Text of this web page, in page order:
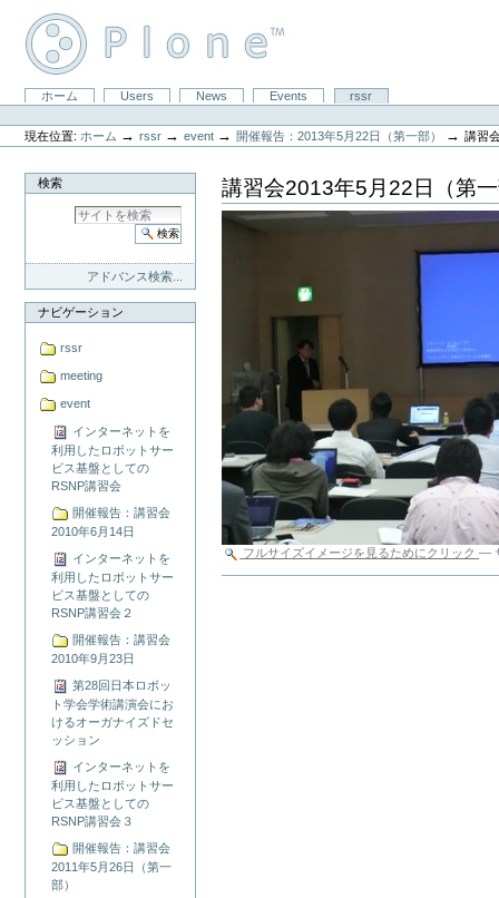
|
シ
ョ
ホーム Users News Events
rssr
ー
ソ
現在位置: ホーム →rssr →event →開催報告：2013年5月22日（第一部） →講習
検索
アドバンス検索...
ナビゲーション
rssr
meeting
event
インターネットを
利用したロボットサー
ビス基盤としての
RSNP講習会
開催報告：講習会
2010年6月14日
インターネットを
利用したロボットサー
ビス基盤としての
RSNP講習会２
開催報告：講習会
2010年9月23日
第28回日本ロボッ
ト学会学術講演会にお
けるオーガナイズドセ
ッション
インターネットを
利用したロボットサー
ビス基盤としての
RSNP講習会３
開催報告：講習会
2011年5月26日（第一
部）
講習会2013年5月22日（第
フルサイズイメージを見るためにクリック —